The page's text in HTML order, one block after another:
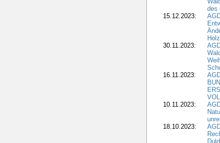
des
15.12.2023:
30.11.2023:
16.11.2023:
10.11.2023:
18.10.2023: